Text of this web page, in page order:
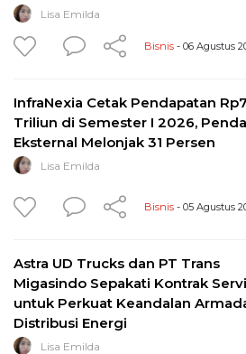
Lisa Emilda
Bisnis - 06 Agustus
InfraNexia Cetak Pendapatan
Triliun di Semester I 2026,
Eksternal Melonjak 31 Persen
Lisa Emilda
Bisnis - 05 Agustus
Astra UD Trucks dan PT Trans
Migasindo Sepakati Kontrak
untuk Perkuat Keandalan
Distribusi Energi
Lisa Emilda